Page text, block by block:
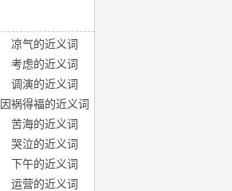
凉气的近义词
考虑的近义词
调演的近义词
因祸得福的近义词
苦海的近义词
哭泣的近义词
下午的近义词
运营的近义词